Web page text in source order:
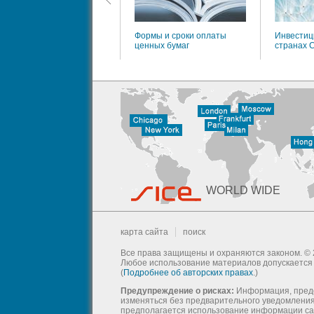
Формы и сроки оплаты
ценных бумаг
странах
WORLD WIDE
карта сайта поиск
Все права защищены и охраняются законом. ©
Любое использование материалов
(Подробнее об авторских правах.)
Предупреждение о рисках: Информация,
изменяться без предварительного
предполагается использование информации